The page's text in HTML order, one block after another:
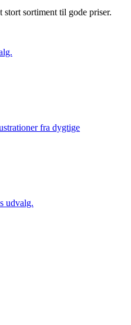
stort sortiment til gode priser.
fra dygtige
udvalg.